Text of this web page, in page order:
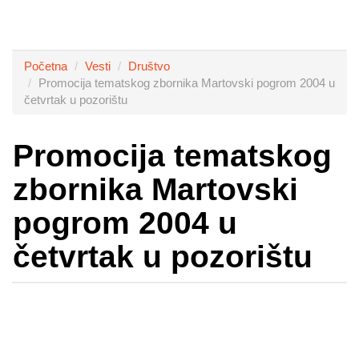
Početna Vesti
Društvo
Promocija tematskog zbornika Martovski pogrom 2004 u
četvrtak u pozorištu
Promocija tematskog
zbornika Martovski
pogrom 2004 u
četvrtak u pozorištu